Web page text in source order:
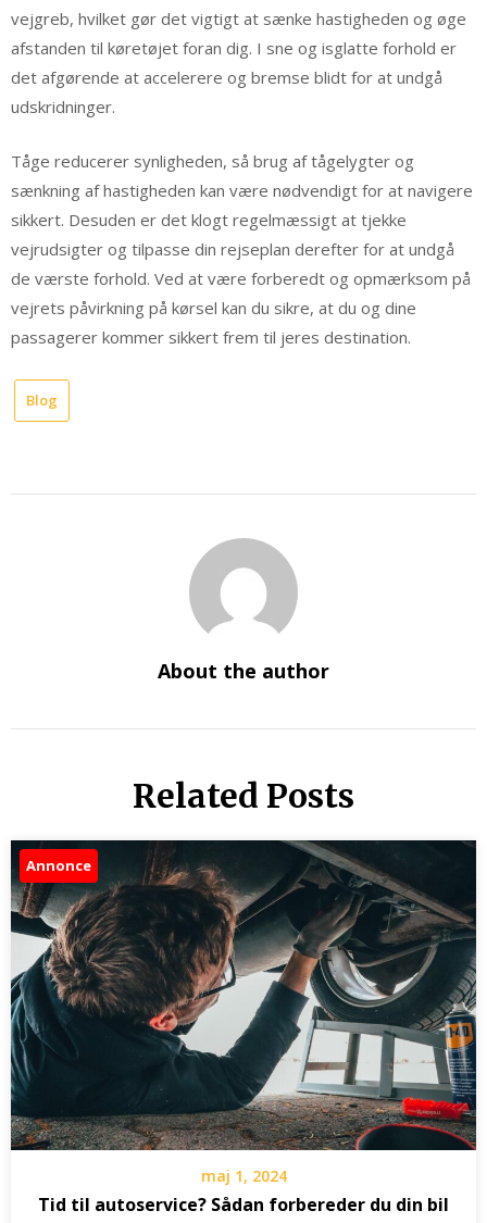
vejgreb, hvilket gør det vigtigt at sænke hastigheden og øge
afstanden til køretøjet foran dig. I sne og isglatte forhold er
det afgørende at accelerere og bremse blidt for at undgå
udskridninger.
Tåge reducerer synligheden, så brug af tågelygter og
sænkning af hastigheden kan være nødvendigt for at navigere
sikkert. Desuden er det klogt regelmæssigt at tjekke
vejrudsigter og tilpasse din rejseplan derefter for at undgå
de værste forhold. Ved at være forberedt og opmærksom på
vejrets påvirkning på kørsel kan du sikre, at du og dine
passagerer kommer sikkert frem til jeres destination.
Blog
About the author
Related Posts
Annonce
maj 1, 2024
Tid til autoservice? Sådan forbereder du din bil